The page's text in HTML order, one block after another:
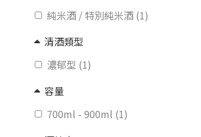
純米酒 / 特別純米酒 (1)
清酒類型
濃郁型 (1)
容量
700ml - 900ml (1)